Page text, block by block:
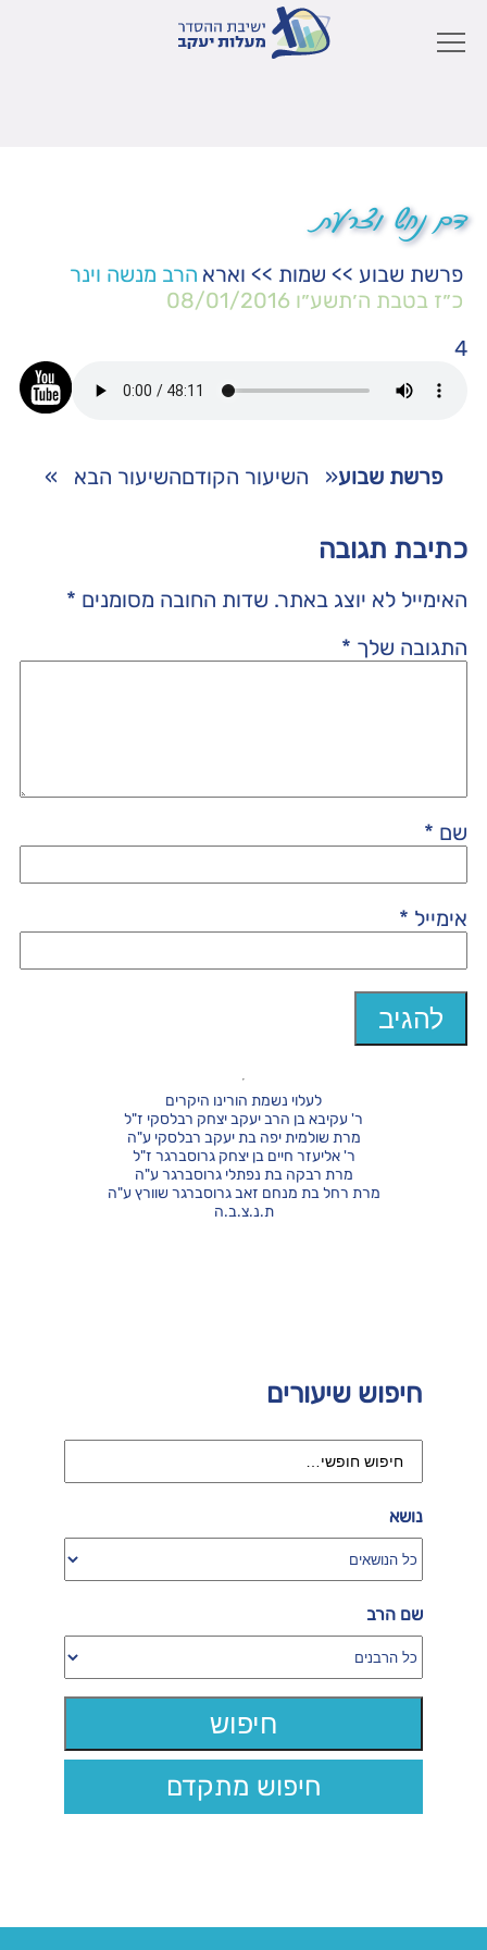
דם נחש וצרעת
פרשת שבוע >> שמות >> וארא הרב מנשה וינר
כ״ז בטבת ה׳תשע״ו 08/01/2016
4
פרשת שבוע« השיעור הקודםהשיעור הבא »
כתיבת תגובה
האימייל לא יוצג באתר. שדות החובה מסומנים *
התגובה שלך *
שם *
אימייל *
חיפוש שיעורים
נושא
שם הרב
חיפוש מתקדם
לעלוי נשמת הורינו היקרים
ר' עקיבא בן הרב יעקב יצחק רבלסקי ז"ל
מרת שולמית יפה בת יעקב רבלסקי ע"ה
ר' אליעזר חיים בן יצחק גרוסברגר ז"ל
מרת רבקה בת נפתלי גרוסברגר ע"ה
מרת רחל בת מנחם זאב גרוסברגר שוורץ ע"ה
ת.נ.צ.ב.ה